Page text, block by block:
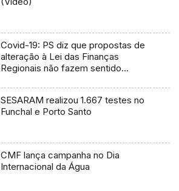
Covid-19: PS diz que propostas de
alteração à Lei das Finanças
Regionais não fazem sentido
SESARAM realizou 1.667 testes no
Funchal e Porto Santo
CMF lança campanha no Dia
Internacional da Água